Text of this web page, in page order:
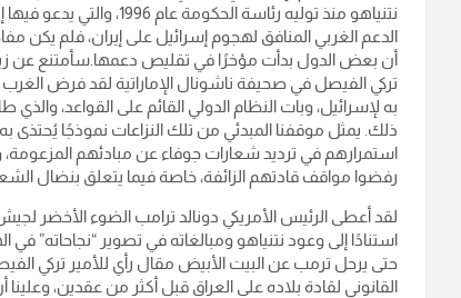
نتنياهو منذ توليه رئاسة
الدعم الغربي المنافق لهجوم إسرائيل على إيران، فلم يكن
أن بعض الدول بدأت مؤخرًا في تقليص دعمها.سأمتنع عن
تركي الفيصل في صحيفة ناشونال الإماراتية لقد فرض
به لإسرائيل، وبات النظام الدولي القائم على القواعد،
ذلك.‏ يمثل موقفنا المبدئي من تلك النزاعات نموذجًا يُحتذى
استمرارهم في ترديد شعارات جوفاء عن مبادئهم المزعومة،
رفضوا مواقف قادتهم الزائفة، خاصة فيما يتعلق بنضال
لقد أعطى الرئيس الأمريكي دونالد ترامب الضوء الأخضر
استنادًا إلى وعود نتنياهو ومبالغاته في تصوير “نجاحاته” في
حتى يرحل ترمب عن البيت الأبيض ‏مقال رأي للأمير تركي
القانوني لقادة بلاده على العراق قبل أكثر من عقدين،